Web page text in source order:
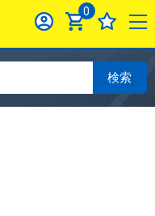
0
検索